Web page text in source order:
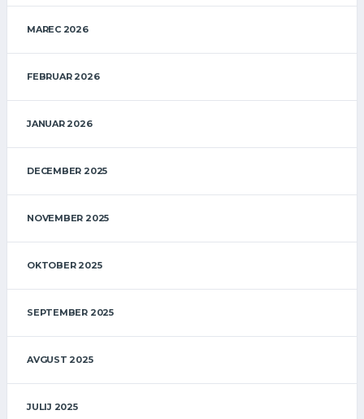
MAREC 2026
FEBRUAR 2026
JANUAR 2026
DECEMBER 2025
NOVEMBER 2025
OKTOBER 2025
SEPTEMBER 2025
AVGUST 2025
JULIJ 2025